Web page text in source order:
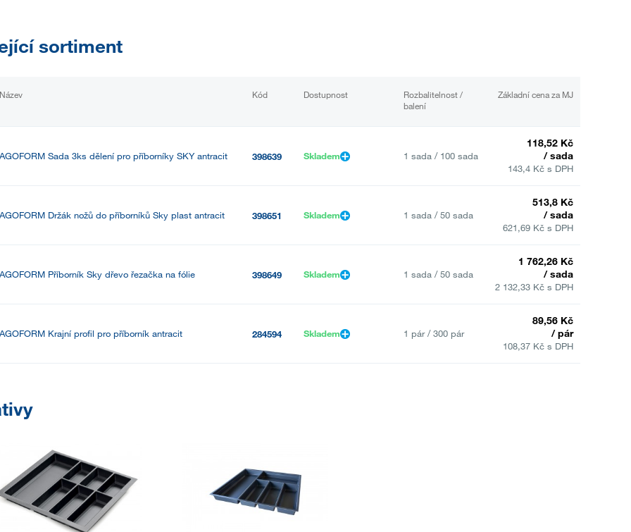
sortiment
Název Kód Dostupnost
Rozbalitelnost /
balení
Základní cena za MJ
AGOFORM Sada 3ks dělení pro příborníky SKY antracit 398639 Skladem 1 sada / 100 sada
118,52 Kč
/ sada
143,4 Kč s DPH
AGOFORM Držák nožů do příborníků Sky plast antracit 398651 Skladem 1 sada / 50 sada
513,8 Kč
/ sada
621,69 Kč s DPH
AGOFORM Příborník Sky dřevo řezačka na fólie 398649 Skladem 1 sada / 50 sada
1 762,26 Kč
/ sada
2 132,33 Kč s DPH
AGOFORM Krajní profil pro příborník antracit 284594 Skladem 1 pár / 300 pár
89,56 Kč
/ pár
108,37 Kč s DPH